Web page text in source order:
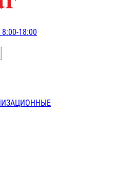
18:00